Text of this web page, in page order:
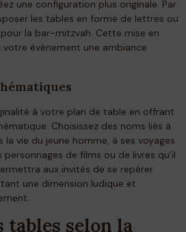
une configuration plus originale. Par
les tables en forme de lettres ou
la bar-mitzvah. Cette mise en
événement une ambiance
à votre plan de table en offrant
Choisissez des noms liés à
vie du jeune homme, à ses voyages
de films ou de livres qu’il
aux invités de se repérer
une dimension ludique et
tables selon la